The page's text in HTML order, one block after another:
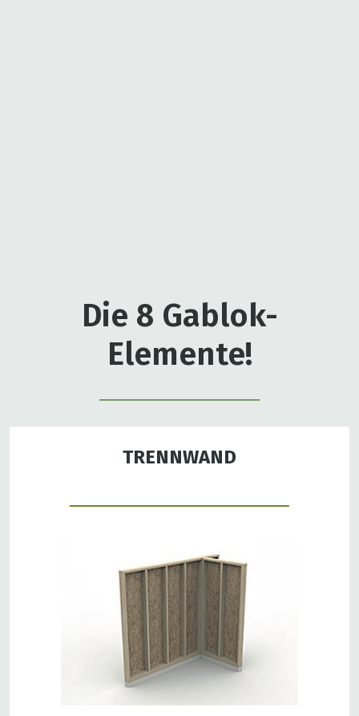
Die 8 Gablok-
Elemente!
TRENNWAND